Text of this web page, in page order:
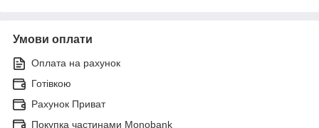
Умови оплати
Оплата на рахунок
Готівкою
Рахунок Приват
Покупка частинами Monobank